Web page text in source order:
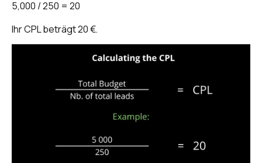
5,000 / 250 = 20
Ihr CPL beträgt 20 €.